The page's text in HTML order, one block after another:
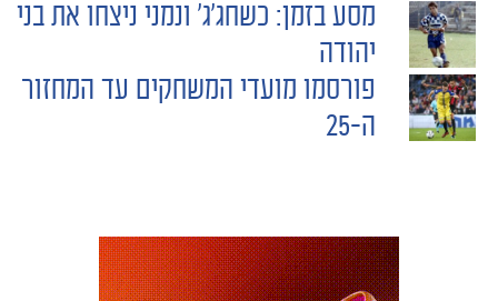
POST
NAVIGATION
מסע בזמן: כשחג'ג' ונמני ניצחו את בני
יהודה
פורסמו מועדי המשחקים עד המחזור
ה-25